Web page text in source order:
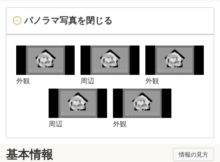
パノラマ写真を閉じる
外観 周辺 外観
周辺 外観
基本情報 情報の見方